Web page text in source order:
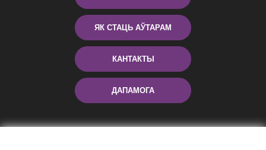
ЯК СТАЦЬ АЎТАРАМ
КАНТАКТЫ
ДАПАМОГА